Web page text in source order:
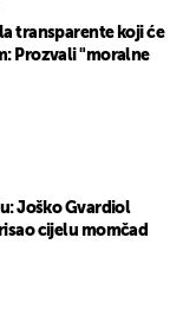
transparente koji će
Prozvali "moralne
Joško Gvardiol
cijelu momčad